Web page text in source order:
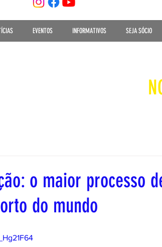
EVENTOS INFORMATIVOS SEJA SÓCIO
o maior processo
do mundo